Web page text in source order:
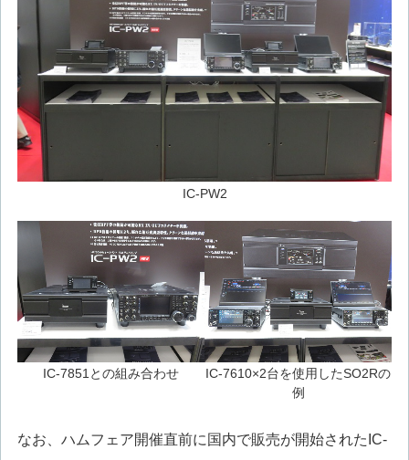
IC-PW2
IC-7851との組み合わせ
IC-7610×2台を使用したSO2Rの
例
なお、ハムフェア開催直前に国内で販売が開始されたIC-